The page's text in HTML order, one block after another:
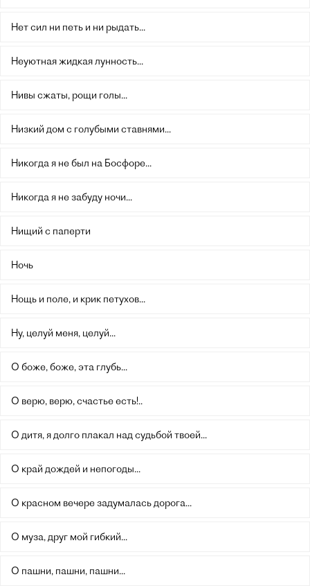
Нет сил ни петь и ни рыдать...
Неуютная жидкая лунность...
Нивы сжаты, рощи голы...
Низкий дом с голубыми ставнями...
Никогда я не был на Босфоре...
Никогда я не забуду ночи...
Нищий с паперти
Ночь
Нощь и поле, и крик петухов...
Ну, целуй меня, целуй...
О боже, боже, эта глубь...
О верю, верю, счастье есть!..
О дитя, я долго плакал над судьбой твоей...
О край дождей и непогоды...
О красном вечере задумалась дорога...
О муза, друг мой гибкий...
О пашни, пашни, пашни...